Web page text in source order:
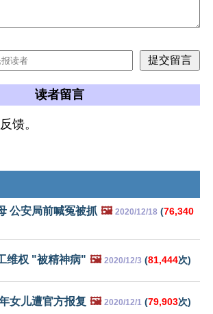
读者留言
馈。
公安局前喊冤被抓 🖼️ 2020/12/18 (76,340
维权 "被精神病" 🖼️ 2020/12/3 (81,444次)
女儿遭官方报复 🖼️ 2020/12/1 (79,903次)